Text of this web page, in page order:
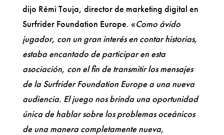
dijo Rémi Touja, director de marketing digital en
Surfrider Foundation Europe. «Como ávido
jugador, con un gran interés en contar historias,
estaba encantado de participar en esta
asociación, con el fin de transmitir los mensajes
de la Surfrider Foundation Europe a una nueva
audiencia. El juego nos brinda una oportunidad
única de hablar sobre los problemas oceánicos
de una manera completamente nueva,